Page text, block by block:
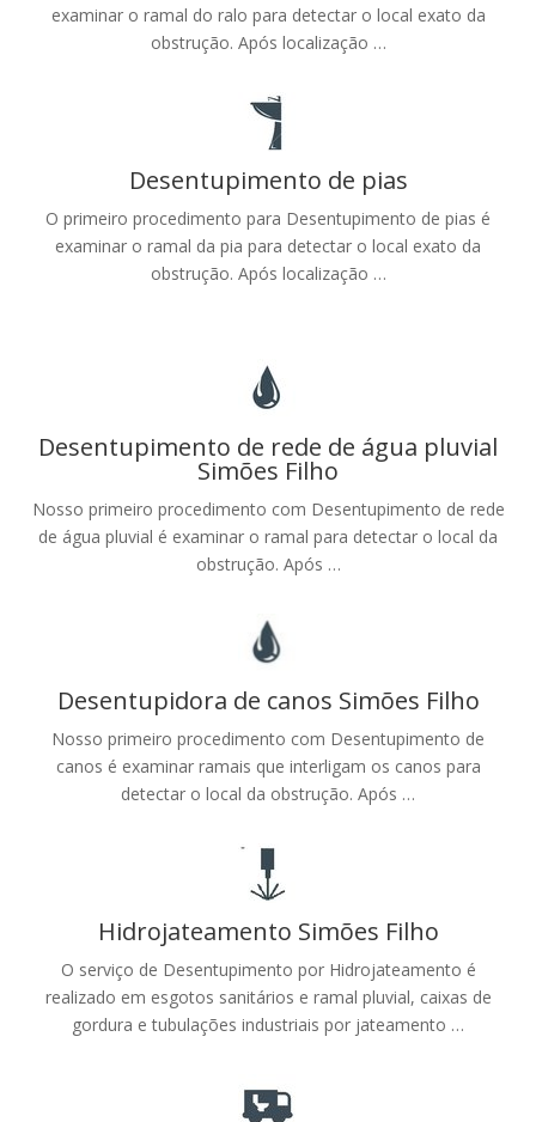
examinar o ramal do ralo para detectar o local exato da
obstrução. Após localização …
Desentupimento de pias
O primeiro procedimento para Desentupimento de pias é
examinar o ramal da pia para detectar o local exato da
obstrução. Após localização …
Desentupimento de rede de água pluvial
Simões Filho
Nosso primeiro procedimento com Desentupimento de rede
de água pluvial é examinar o ramal para detectar o local da
obstrução. Após …
Desentupidora de canos Simões Filho
Nosso primeiro procedimento com Desentupimento de
canos é examinar ramais que interligam os canos para
detectar o local da obstrução. Após …
Hidrojateamento Simões Filho
O serviço de Desentupimento por Hidrojateamento é
realizado em esgotos sanitários e ramal pluvial, caixas de
gordura e tubulações industriais por jateamento …